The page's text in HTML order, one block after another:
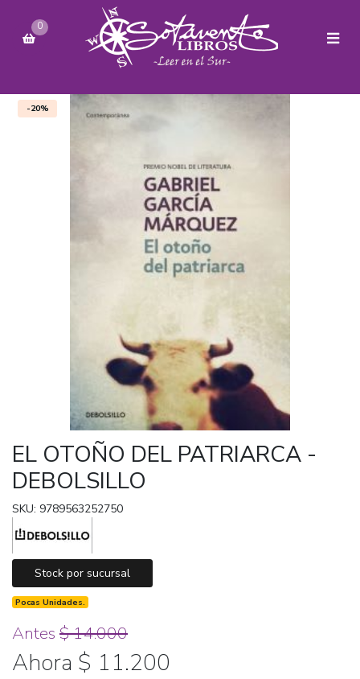
0
-20%
EL OTOÑO DEL PATRIARCA -
DEBOLSILLO
SKU: 9789563252750
Stock por sucursal
Pocas Unidades.
Antes $ 14.000
Ahora $ 11.200